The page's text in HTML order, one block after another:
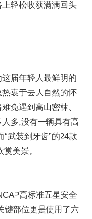
轻松收获满满回头
届年轻人最鲜明的
衷于去大自然的怀
免遇到高山密林、
多,没有一辆具有高
武装到牙齿”的24款
美景。
高标准五星安全
键部位更是使用了六